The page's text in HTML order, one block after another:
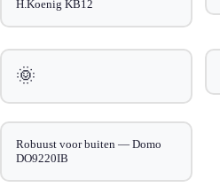
H.Koenig KB12
🌞
Robuust voor buiten — Domo
DO9220IB